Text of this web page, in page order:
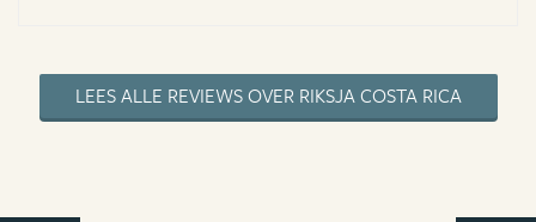
LEES ALLE REVIEWS OVER RIKSJA COSTA RICA